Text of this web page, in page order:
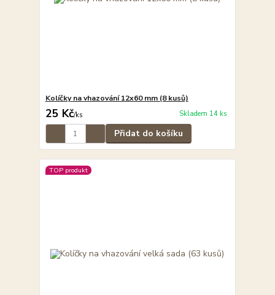
Kolíčky na vhazování 12x60 mm (8 kusů)
25 Kč/ks Skladem 14 ks
Přidat do košíku
TOP produkt